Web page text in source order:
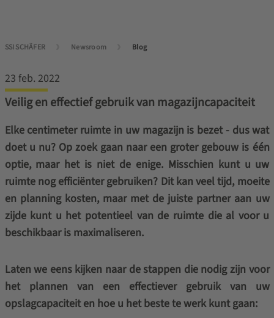
SSI SCHÄFER Newsroom Blog
23 feb. 2022
Veilig en effectief gebruik van magazijncapaciteit
Elke centimeter ruimte in uw magazijn is bezet - dus wat
doet u nu? Op zoek gaan naar een groter gebouw is één
optie, maar het is niet de enige. Misschien kunt u uw
ruimte nog efficiënter gebruiken? Dit kan veel tijd, moeite
en planning kosten, maar met de juiste partner aan uw
zijde kunt u het potentieel van de ruimte die al voor u
beschikbaar is maximaliseren.
Laten we eens kijken naar de stappen die nodig zijn voor
het plannen van een effectiever gebruik van uw
opslagcapaciteit en hoe u het beste te werk kunt gaan: